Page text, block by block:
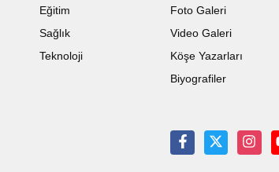
Eğitim
Sağlık
Teknoloji
Foto Galeri
Video Galeri
Köşe Yazarları
Biyografiler